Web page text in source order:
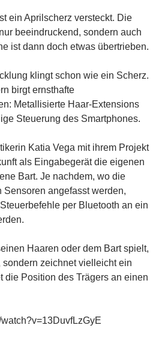
ein Aprilscherz versteckt. Die
beeindruckend, sondern auch
ist dann doch etwas übertrieben.
klingt schon wie ein Scherz.
birgt ernsthafte
Metallisierte Haar-Extensions
Steuerung des Smartphones.
Katia Vega mit ihrem Projekt
als Eingabegerät die eigenen
Bart. Je nachdem, wo die
angefasst werden,
per Bluetooth an ein
Haaren oder dem Bart spielt,
sondern zeichnet vielleicht ein
die Position des Trägers an einen